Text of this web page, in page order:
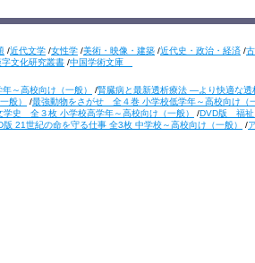
/近代文学 /女性学 /美術・映像・建築 /近代史・政治・経済 /
字文化研究叢書 /中国学術文庫
～高校向け（一般）
/腎臓病と最新透析療法 ―より快適な
般）
/最強動物をさがせ 全４巻 小学校低学年～高校向け（
史 全３枚 小学校高学年～高校向け（一般） /DVD版 福祉
版 21世紀の命を守る仕事 全3枚 中学校～高校向け（一般） /